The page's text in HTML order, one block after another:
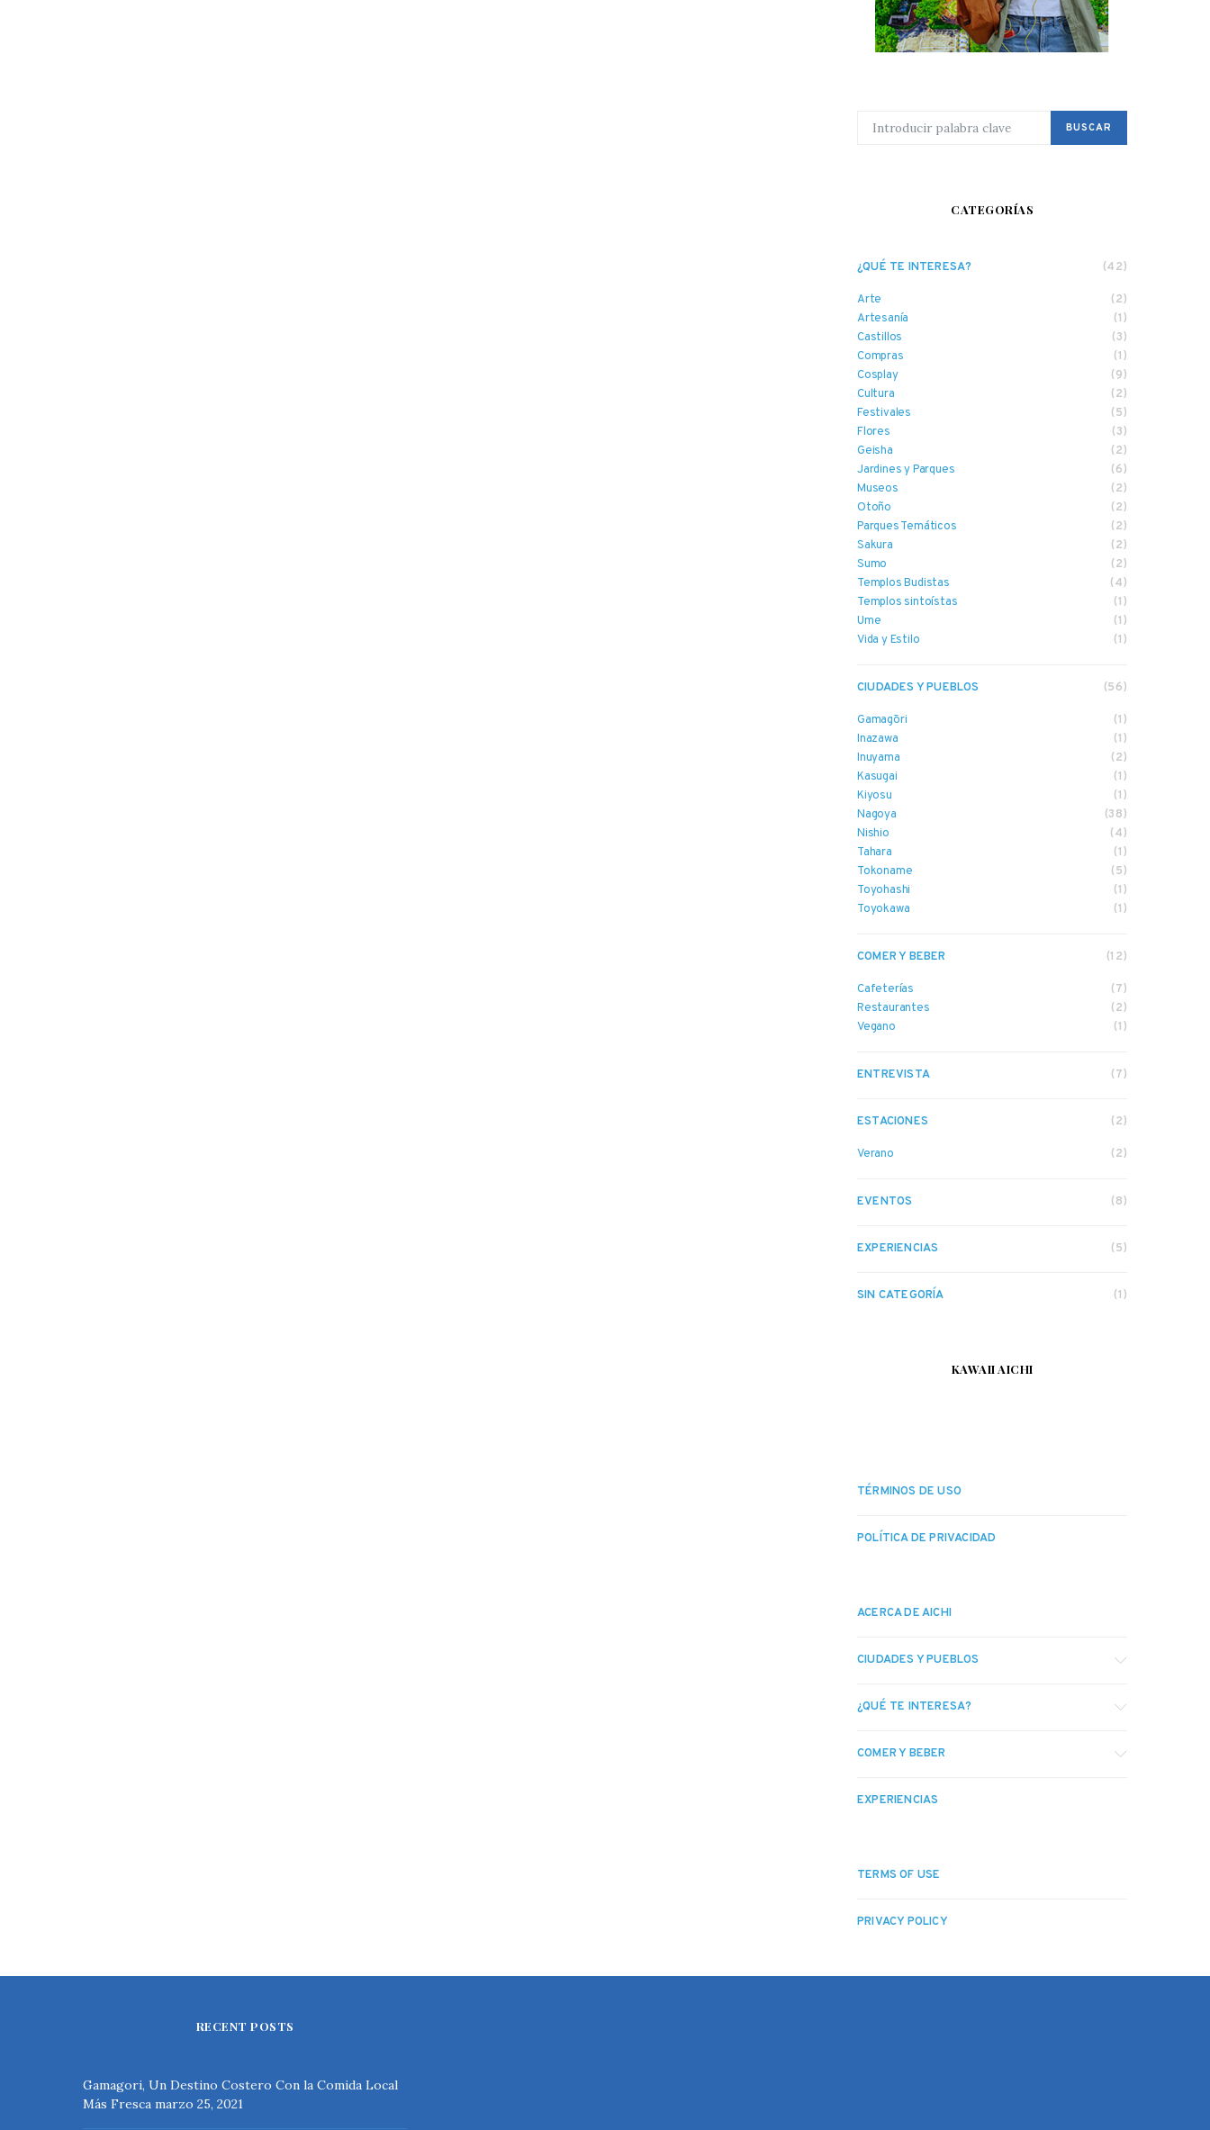
BUSCAR
CATEGORÍAS
¿QUÉ TE INTERESA? (42)
Arte
(2)
Artesanía
(1)
Castillos
(3)
Compras
(1)
Cosplay
(9)
Cultura
(2)
Festivales
(5)
Flores
(3)
Geisha
(2)
Jardines y Parques
(6)
Museos
(2)
Otoño
(2)
Parques Temáticos
(2)
Sakura
(2)
Sumo
(2)
Templos Budistas
(4)
Templos sintoístas
(1)
Ume
(1)
Vida y Estilo
(1)
CIUDADES Y PUEBLOS (56)
Gamagōri
(1)
Inazawa
(1)
Inuyama
(2)
Kasugai
(1)
Kiyosu
(1)
Nagoya
(38)
Nishio
(4)
Tahara
(1)
Tokoname
(5)
Toyohashi
(1)
Toyokawa
(1)
COMER Y BEBER (12)
Cafeterías
(7)
Restaurantes
(2)
Vegano
(1)
ENTREVISTA (7)
ESTACIONES (2)
Verano (2)
EVENTOS (8)
EXPERIENCIAS (5)
SIN CATEGORÍA (1)
KAWAII AICHI
TÉRMINOS DE USO
POLÍTICA DE PRIVACIDAD
ACERCA DE AICHI
CIUDADES Y PUEBLOS
¿QUÉ TE INTERESA?
COMER Y BEBER
EXPERIENCIAS
TERMS OF USE
PRIVACY POLICY
RECENT POSTS
Gamagori, Un Destino Costero Con la Comida Local
Más Fresca marzo 25, 2021